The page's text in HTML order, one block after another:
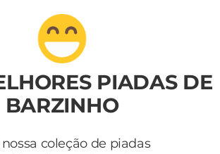
PIADAS DE
BARZINHO
coleção de piadas